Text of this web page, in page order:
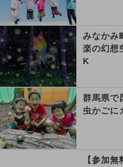
みなかみ
楽の幻想
K
群馬県で
虫かごに
【参加